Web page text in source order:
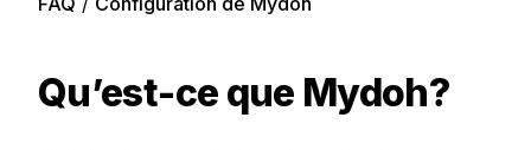
Qu’est-ce que Mydoh?